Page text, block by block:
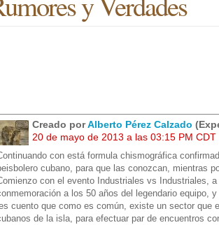
Creado porAlberto Pérez Calzado
20 de mayo de 2013 a las 03:15 PM CDT
con está formula chismográfica
cubano, para que las conozcan, mientras
con el evento Industriales vs Industriales,
a los 50 años del legendario equipo,
cuento que como es común, existe un sector que
de la isla, para efectuar par de encuentros